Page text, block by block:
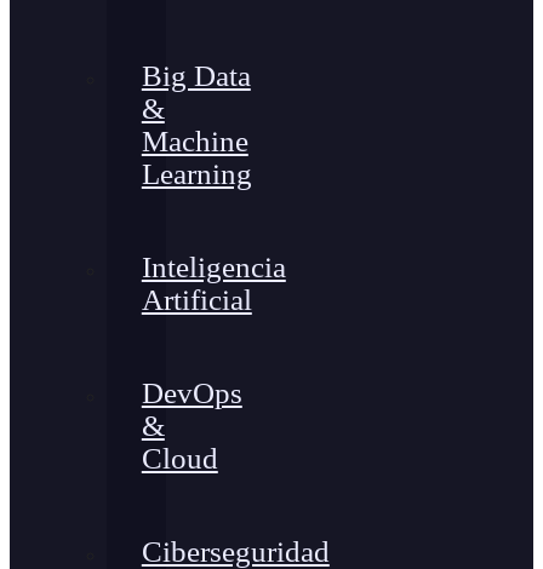
Big Data
&
Machine
Learning
Inteligencia
Artificial
DevOps
&
Cloud
Ciberseguridad